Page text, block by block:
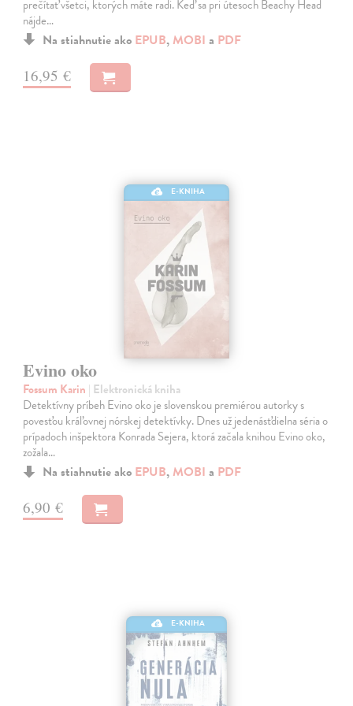
prečítať všetci, ktorých máte radi. Keď sa pri útesoch Beachy Head
nájde…
Na stiahnutie ako EPUB, MOBI a PDF
16,95 €
E-KNIHA
Evino oko
Fossum Karin | Elektronická kniha
Detektívny príbeh Evino oko je slovenskou premiérou autorky s
povesťou kráľovnej nórskej detektívky. Dnes už jedenásťdielna séria o
prípadoch inšpektora Konrada Sejera, ktorá začala knihou Evino oko,
zožala…
Na stiahnutie ako EPUB, MOBI a PDF
6,90 €
E-KNIHA